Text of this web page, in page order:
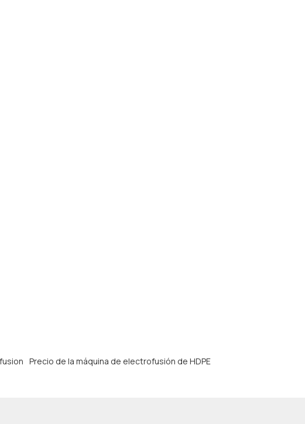
Precio de la máquina de electrofusión de HDPE